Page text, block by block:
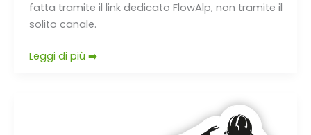
fatta tramite il link dedicato FlowAlp, non tramite il
solito canale.
Leggi di più ➡️